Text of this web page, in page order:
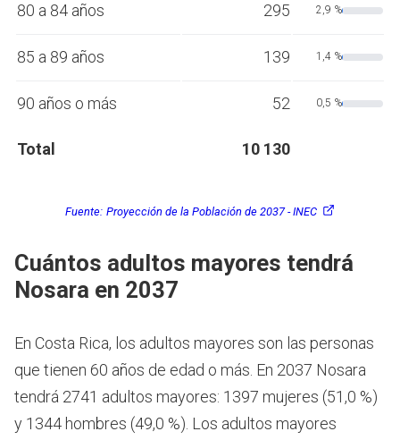
80 a 84 años 295 2,9 %
85 a 89 años 139 1,4 %
90 años o más 52 0,5 %
Total 10 130
Fuente: Proyección de la Población de 2037 - INEC
Cuántos adultos mayores tendrá
Nosara en 2037
En Costa Rica, los adultos mayores son las personas
que tienen 60 años de edad o más. En 2037 Nosara
tendrá 2741 adultos mayores: 1397 mujeres (51,0 %)
y 1344 hombres (49,0 %). Los adultos mayores